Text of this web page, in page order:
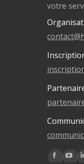
votre
Trouvez
La La